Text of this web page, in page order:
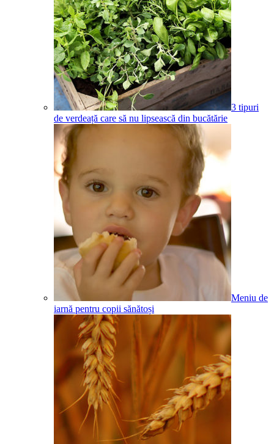
3 tipuri
de verdeață care să nu lipsească din bucătărie
Meniu de
iarnă pentru copii sănătoși